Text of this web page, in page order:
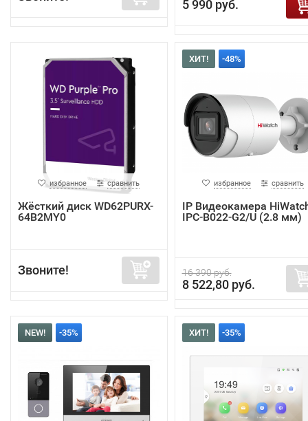
5 990 руб.
избранное сравнить
Жёсткий диск WD62PURX-
64B2MY0
Звоните!
ХИТ! -48%
избранное сравнить
IP Видеокамера
IPC-B022-G2/U (2.8 мм)
16 390 руб.
8 522,80 руб.
NEW! -35% ХИТ! -35%